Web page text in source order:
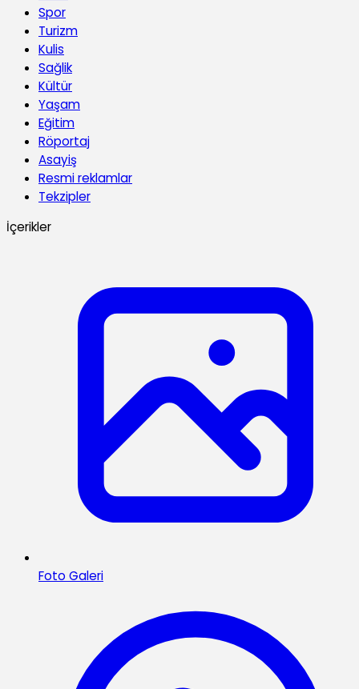
Spor
Turizm
Kulis
Sağlik
Kültür
Yaşam
Eğitim
Röportaj
Asayiş
Resmi reklamlar
Tekzipler
İçerikler
Foto Galeri